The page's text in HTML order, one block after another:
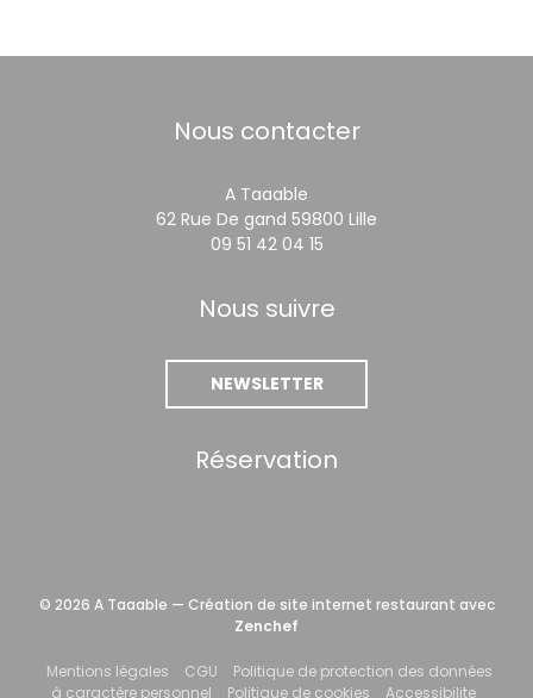
Nous contacter
A Taaable
62 Rue De gand 59800 Lille
09 51 42 04 15
Nous suivre
NEWSLETTER
Réservation
© 2026 A Taaable — Création de site internet restaurant avec
Zenchef
Mentions légales ((ouvre une nouvelle fenêtre))
CGU ((ouvre une nouvelle fenêtre))
Politique de protection des données
à caractère personnel ((ouvre une nouvelle fenêtre))
Politique de cookies ((ouvre une nouvelle
Accessibilite((ouvre